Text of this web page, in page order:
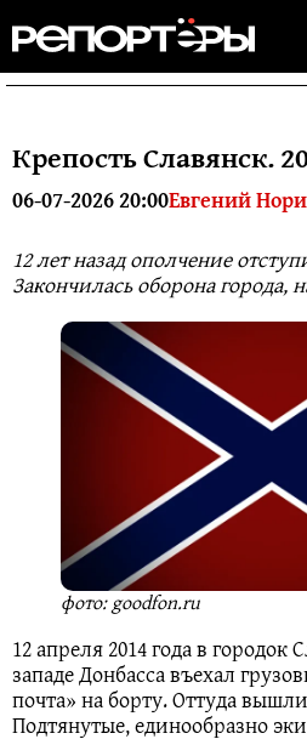
Крепость Славянск.
06-07-2026 20:00Евгений
12 лет назад ополчение
Закончилась оборона города,
фото: goodfon.ru
12 апреля 2014 года в городок
западе Донбасса въехал
почта» на борту. Оттуда
Подтянутые, единообразно